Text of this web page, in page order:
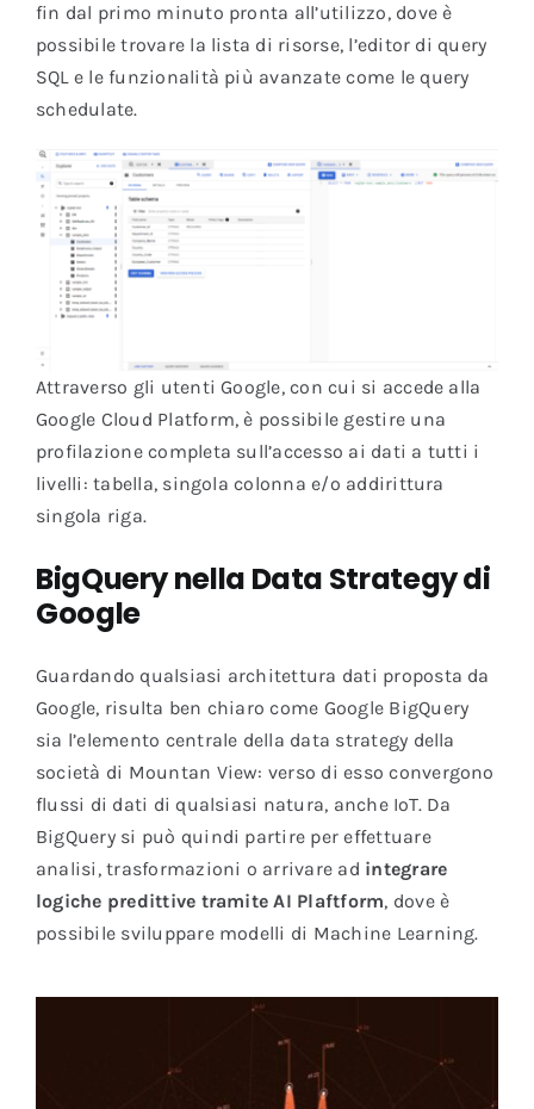
fin dal primo minuto pronta all’utilizzo, dove è
possibile trovare la lista di risorse, l’editor di query
SQL e le funzionalità più avanzate come le query
schedulate.
Attraverso gli utenti Google, con cui si accede alla
Google Cloud Platform, è possibile gestire una
profilazione completa sull’accesso ai dati a tutti i
livelli: tabella, singola colonna e/o addirittura
singola riga.
BigQuery nella Data Strategy di
Google
Guardando qualsiasi architettura dati proposta da
Google, risulta ben chiaro come Google BigQuery
sia l’elemento centrale della data strategy della
società di Mountan View: verso di esso convergono
flussi di dati di qualsiasi natura, anche IoT. Da
BigQuery si può quindi partire per effettuare
analisi, trasformazioni o arrivare ad integrare
logiche predittive tramite AI Plaftform, dove è
possibile sviluppare modelli di Machine Learning.